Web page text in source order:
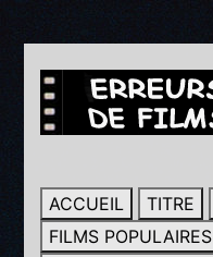
ACCUEIL TITRE
FILMS POPULAIRES